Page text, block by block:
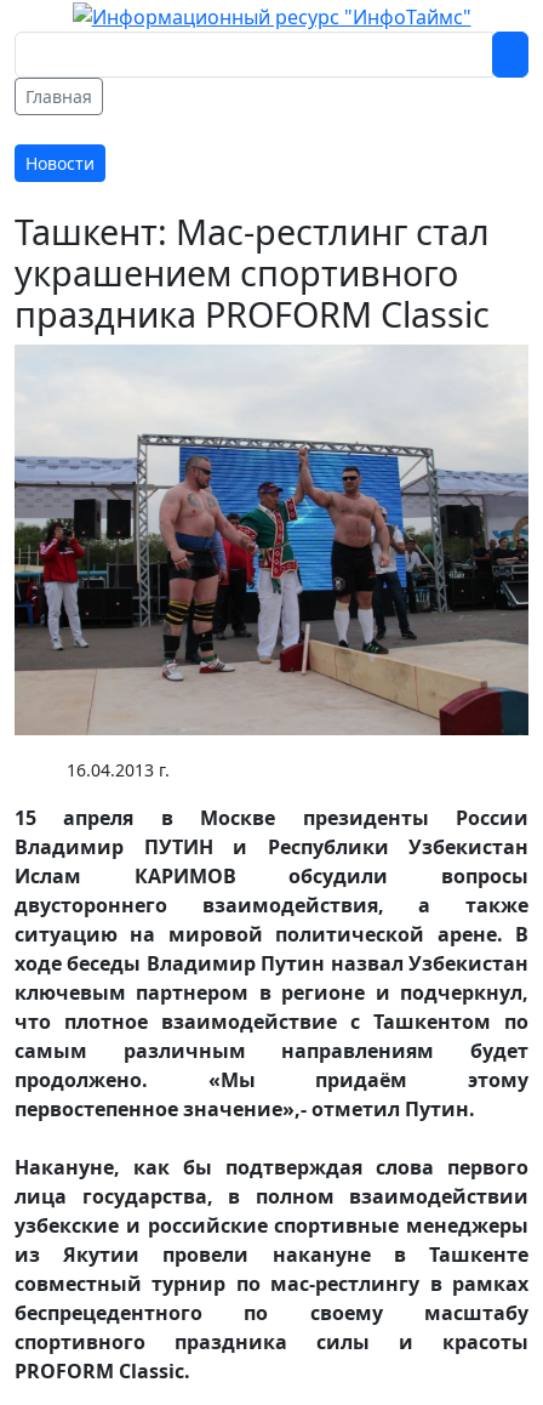
Главная
Новости
Ташкент: Мас-рестлинг стал
украшением спортивного
праздника PROFORM Classic
16.04.2013 г.
15 апреля в Москве президенты России
Владимир ПУТИН и Республики Узбекистан
Ислам КАРИМОВ обсудили вопросы
двустороннего взаимодействия, а также
ситуацию на мировой политической арене. В
ходе беседы Владимир Путин назвал Узбекистан
ключевым партнером в регионе и подчеркнул,
что плотное взаимодействие с Ташкентом по
самым различным направлениям будет
продолжено. «Мы придаём этому
первостепенное значение»,- отметил Путин.
Накануне, как бы подтверждая слова первого
лица государства, в полном взаимодействии
узбекские и российские спортивные менеджеры
из Якутии провели накануне в Ташкенте
совместный турнир по мас-рестлингу в рамках
беспрецедентного по своему масштабу
спортивного праздника силы и красоты
PROFORM Classic.